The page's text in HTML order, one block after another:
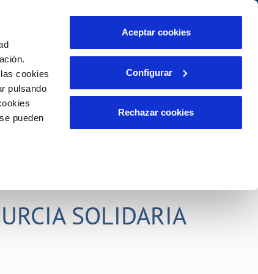
cookies
pulsando
pueden
Aceptar cookies
Configurar
Rechazar cookies
INCIDENCIAS
Comunica anomalías o posibles
PORTAL DE TRANSPARENCIA
Área de clientes
SOLIDARIA